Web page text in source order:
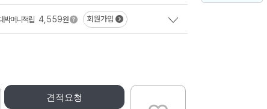
박머니적립 4,559원 회원가입
견적요청